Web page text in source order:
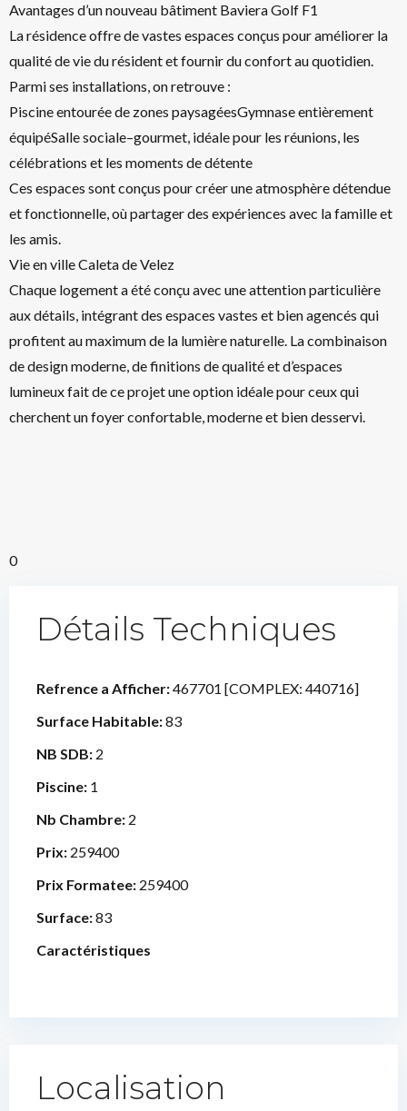
Avantages d’un nouveau bâtiment Baviera Golf F1
La résidence offre de vastes espaces conçus pour améliorer la
qualité de vie du résident et fournir du confort au quotidien.
Parmi ses installations, on retrouve :
Piscine entourée de zones paysagéesGymnase entièrement
équipéSalle sociale–gourmet, idéale pour les réunions, les
célébrations et les moments de détente
Ces espaces sont conçus pour créer une atmosphère détendue
et fonctionnelle, où partager des expériences avec la famille et
les amis.
Vie en ville Caleta de Velez
Chaque logement a été conçu avec une attention particulière
aux détails, intégrant des espaces vastes et bien agencés qui
profitent au maximum de la lumière naturelle. La combinaison
de design moderne, de finitions de qualité et d’espaces
lumineux fait de ce projet une option idéale pour ceux qui
cherchent un foyer confortable, moderne et bien desservi.
0
Détails Techniques
Refrence a Afficher:467701 [COMPLEX: 440716]
Surface Habitable:83
NB SDB: 2
Piscine: 1
Nb Chambre: 2
Prix: 259400
Prix Formatee: 259400
Surface:83
Caractéristiques
Localisation